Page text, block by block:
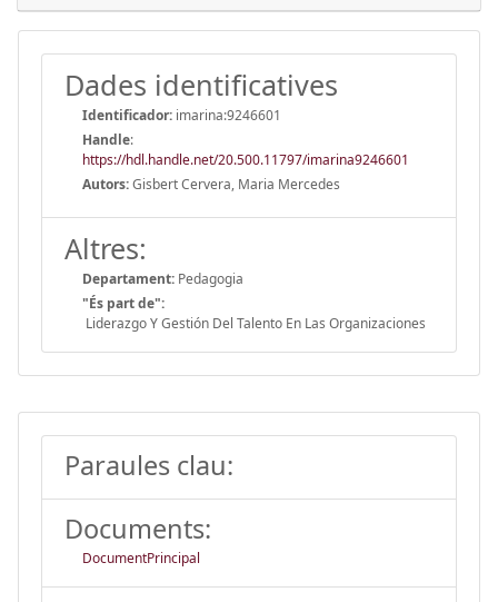
Dades identificatives
Identificador: imarina:9246601
Handle:
https://hdl.handle.net/20.500.11797/imarina9246601
Autors:Gisbert Cervera, Maria Mercedes
Altres:
Departament: Pedagogia
"És part de":
Liderazgo Y Gestión Del Talento En Las Organizaciones
Paraules clau:
Documents:
DocumentPrincipal